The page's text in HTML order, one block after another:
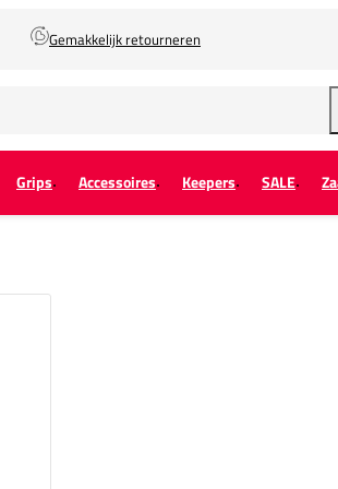
Gemakkelijk retourneren
Grips Accessoires Keepers SALE